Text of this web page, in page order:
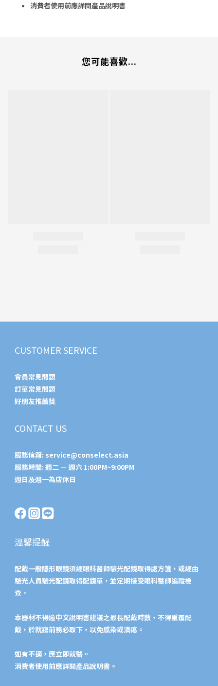
消費者使用前應詳閱產品說明書
您可能喜歡...
CUSTOMER SERVICE
會員常見問題
訂單常見問題
好朋友推薦獎
CONTACT US
服務信箱: service@conselect.asia
服務時間: 週二 － 週六 1:00PM~9:00PM
週日及週一為店休日
溫馨提醒
配戴一般隱形眼鏡須經眼科醫師驗光配鏡取得處方箋，或經由
驗光人員驗光配鏡取得配鏡單，並定期接受眼科醫師追蹤檢
查。
本器材不得逾中文說明書建議之最長配戴時數、不得重覆配
戴，於就寢前務必取下，以免感染或潰瘍。
如有不適，應立即就醫。
消費者使用前應詳閱產品說明書。​